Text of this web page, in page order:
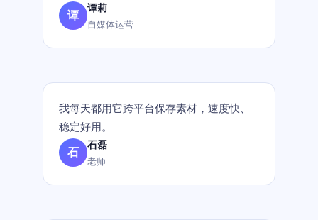
谭 谭莉
自媒体运营
我每天都用它跨平台保存素材，速度快、
稳定好用。
石 石磊
老师